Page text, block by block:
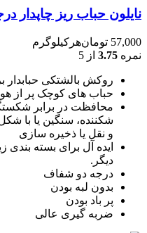
نایلون حباب ریز چاپدار
57,000 تومانهرکیلوگرم
نمره 3.75 از 5
روکش بالشتکی حبابدار
حباب های کوچک پر از هوا، هر کدام 3 / 16
محافظت در برابر
شکننده، سنگين يا با
و نقل يا ذخيره سازی
ایده آل برای بسته بندی
دیگر.
درجه دو شفاف
بدون لبه بودن
پر باد بودن
ضربه گیری عالی